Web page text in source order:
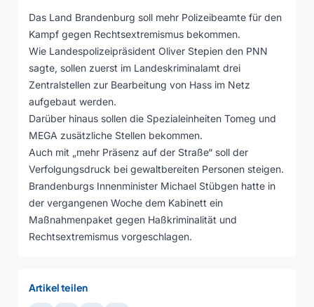
Das Land Brandenburg soll mehr Polizeibeamte für den
Kampf gegen Rechtsextremismus bekommen.
Wie Landespolizeipräsident Oliver Stepien den PNN
sagte, sollen zuerst im Landeskriminalamt drei
Zentralstellen zur Bearbeitung von Hass im Netz
aufgebaut werden.
Darüber hinaus sollen die Spezialeinheiten Tomeg und
MEGA zusätzliche Stellen bekommen.
Auch mit „mehr Präsenz auf der Straße“ soll der
Verfolgungsdruck bei gewaltbereiten Personen steigen.
Brandenburgs Innenminister Michael Stübgen hatte in
der vergangenen Woche dem Kabinett ein
Maßnahmenpaket gegen Haßkriminalität und
Rechtsextremismus vorgeschlagen.
Artikel teilen